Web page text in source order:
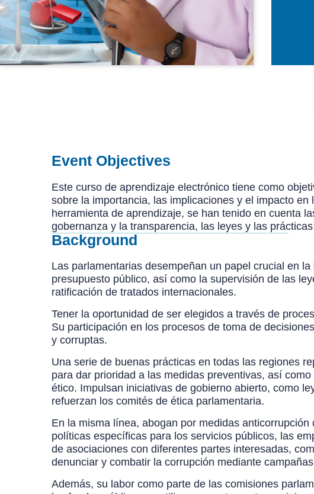
Event Objectives
Este curso de aprendizaje electrónico tiene como
sobre la importancia, las implicaciones y el impacto
herramienta de aprendizaje, se han tenido en cuenta
gobernanza y la transparencia, las leyes y las
Background
Las parlamentarias desempeñan un papel crucial en
presupuesto público, así como la supervisión de las
ratificación de tratados internacionales.
Tener la oportunidad de ser elegidos a través de
Su participación en los procesos de toma de
y corruptas.
Una serie de buenas prácticas en todas las regiones
para dar prioridad a las medidas preventivas, así
ético. Impulsan iniciativas de gobierno abierto, como
refuerzan los comités de ética parlamentaria.
En la misma línea, abogan por medidas
políticas específicas para los servicios públicos, las
de asociaciones con diferentes partes interesadas,
denunciar y combatir la corrupción mediante
Además, su labor como parte de las comisiones